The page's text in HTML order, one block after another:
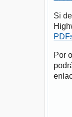
Si
Por